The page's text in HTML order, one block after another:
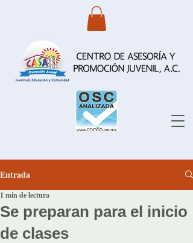
Entrada
Se preparan para el inicio
de clases
1 min de lectura